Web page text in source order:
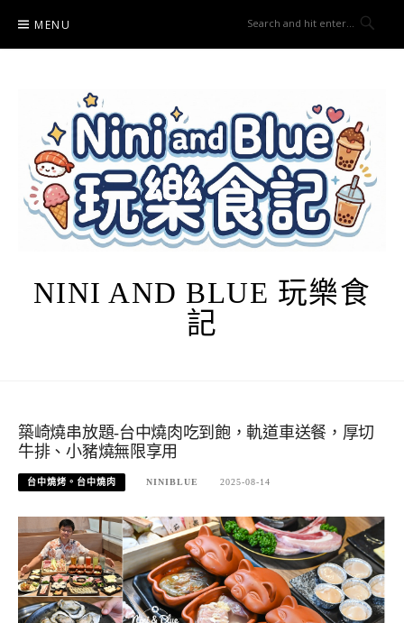
content
MENU
NINI AND BLUE 玩樂食
記
築崎燒串放題-台中燒肉吃到飽，軌道車送餐，厚切
牛排、小豬燒無限享用
台中燒烤。台中燒肉 NINIBLUE 2025-08-14